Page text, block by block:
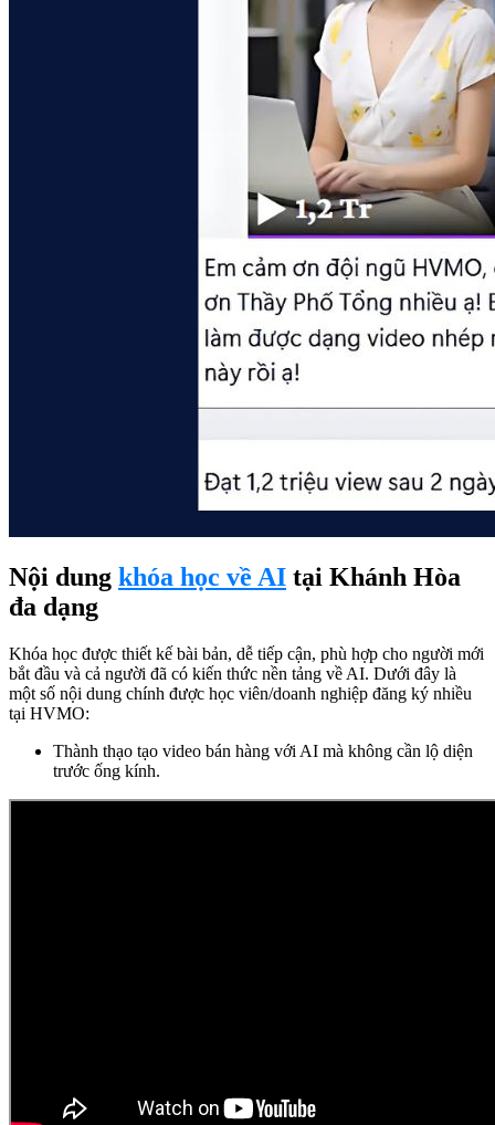
Nội dung khóa học về AI tại Khánh Hòa
đa dạng
Khóa học được thiết kế bài bản, dễ tiếp cận, phù hợp cho người mới
bắt đầu và cả người đã có kiến thức nền tảng về AI. Dưới đây là
một số nội dung chính được học viên/doanh nghiệp đăng ký nhiều
tại HVMO:
Thành thạo tạo video bán hàng với AI mà không cần lộ diện
trước ống kính.